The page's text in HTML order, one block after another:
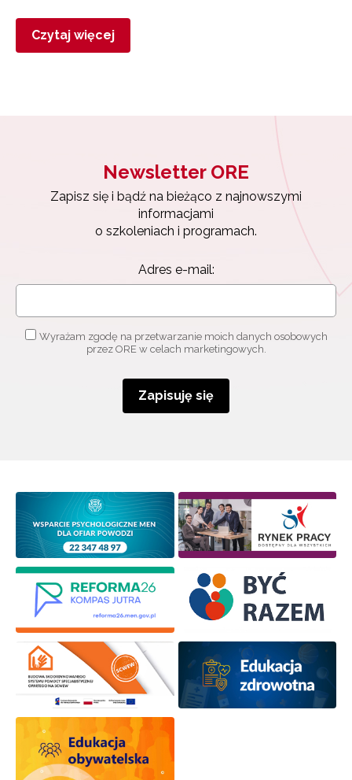
Czytaj więcej
Newsletter ORE
Zapisz się i bądź na bieżąco z najnowszymi
informacjami
o szkoleniach i programach.
Adres e-mail:
Wyrażam zgodę na przetwarzanie moich danych osobowych
przez ORE w celach marketingowych.
Zapisuję się
informacjami
o szkoleniach i programach.
Adres e-mail:
osobowych przez ORE w celach marketingowych.
Zapisuję się